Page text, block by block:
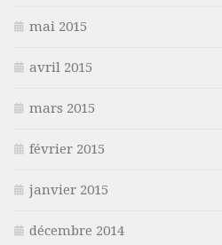
mai 2015
avril 2015
mars 2015
février 2015
janvier 2015
décembre 2014